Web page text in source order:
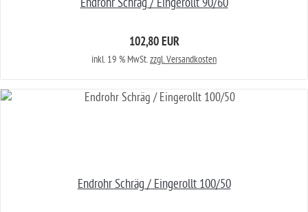
Endrohr Schräg / Eingerollt 90/60
102,80 EUR
inkl. 19 % MwSt.zzgl. Versandkosten
Endrohr Schräg / Eingerollt 100/50